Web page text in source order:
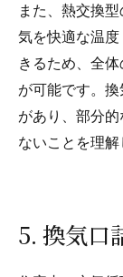
また、熱交換
気を快適な温
きるため、全
が可能です。
があり、部分
ないことを理解
5. 換気口